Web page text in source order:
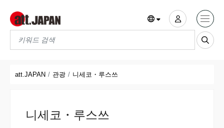
Translations title cont
att.JAPAN 관광 니세코・루스쓰
니세코・루스쓰